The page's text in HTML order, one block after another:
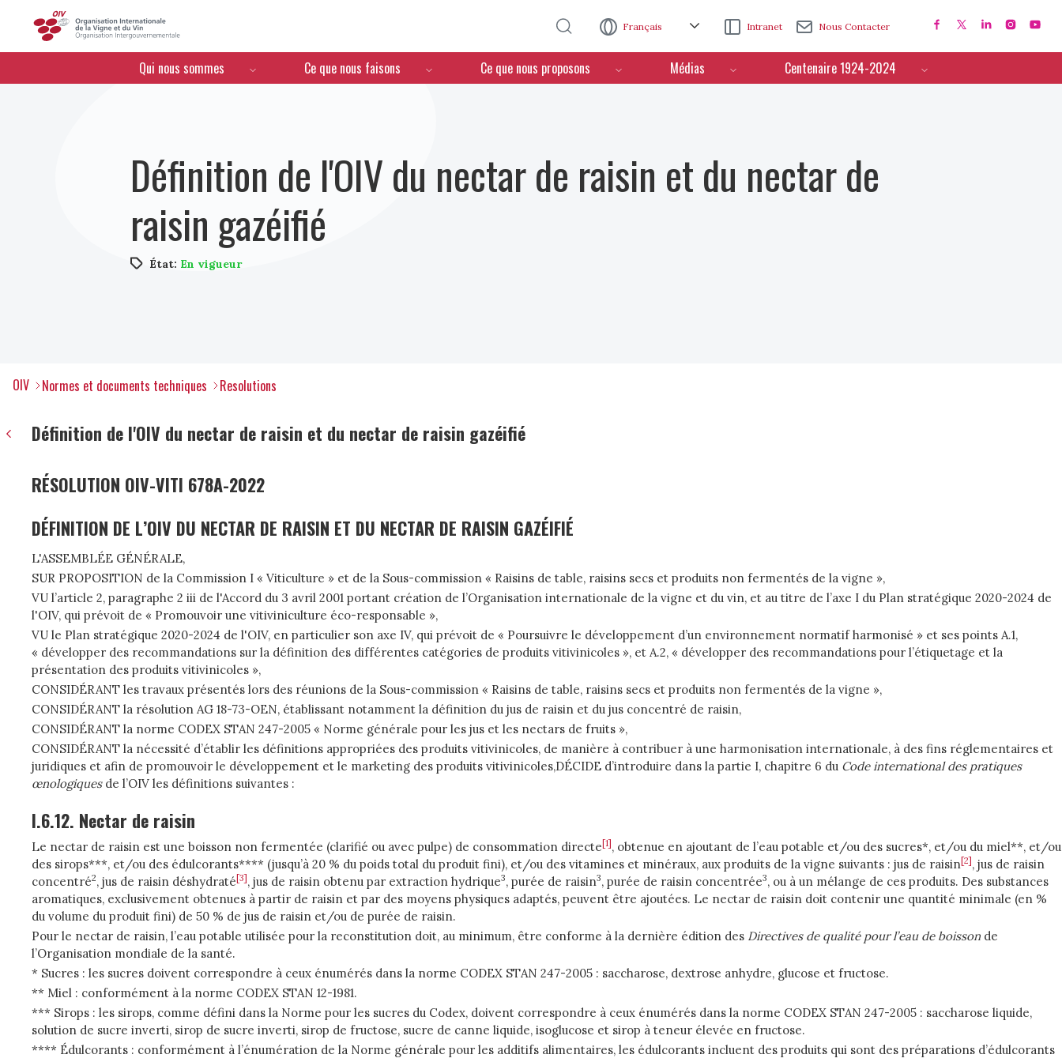
Français Intranet Nous Contacter
Menú de navegación
Qui nous sommes Ce que nous faisons Ce que nous proposons Médias Centenaire 1924-2024
Définition de l'OIV du nectar de raisin et du nectar de
raisin gazéifié
État: En vigueur
OIV Normes et documents techniques Resolutions
Définition de l'OIV du nectar de raisin et du nectar de raisin gazéifié
RÉSOLUTION OIV-VITI 678A-2022
DÉFINITION DE L’OIV DU NECTAR DE RAISIN ET DU NECTAR DE RAISIN GAZÉIFIÉ
L'ASSEMBLÉE GÉNÉRALE,
SUR PROPOSITION de la Commission I « Viticulture » et de la Sous-commission « Raisins de table, raisins secs et produits non fermentés de la vigne »,
VU l’article 2, paragraphe 2 iii de l'Accord du 3 avril 2001 portant création de l’Organisation internationale de la vigne et du vin, et au titre de l’axe I du Plan stratégique 2020-2024 de
l'OIV, qui prévoit de « Promouvoir une vitiviniculture éco-responsable »,
VU le Plan stratégique 2020-2024 de l'OIV, en particulier son axe IV, qui prévoit de « Poursuivre le développement d’un environnement normatif harmonisé » et ses points A.1,
« développer des recommandations sur la définition des différentes catégories de produits vitivinicoles », et A.2, « développer des recommandations pour l’étiquetage et la
présentation des produits vitivinicoles »,
CONSIDÉRANT les travaux présentés lors des réunions de la Sous-commission « Raisins de table, raisins secs et produits non fermentés de la vigne »,
CONSIDÉRANT la résolution AG 18-73-OEN, établissant notamment la définition du jus de raisin et du jus concentré de raisin,
CONSIDÉRANT la norme CODEX STAN 247-2005 « Norme générale pour les jus et les nectars de fruits »,
CONSIDÉRANT la nécessité d’établir les définitions appropriées des produits vitivinicoles, de manière à contribuer à une harmonisation internationale, à des fins réglementaires et
juridiques et afin de promouvoir le développement et le marketing des produits vitivinicoles,DÉCIDE d’introduire dans la partie I, chapitre 6 du Code international des pratiques
œnologiquesde l’OIV les définitions suivantes :
I.6.12. Nectar de raisin
Le nectar de raisin est une boisson non fermentée (clarifié ou avec pulpe) de consommation directe [1] , obtenue en ajoutant de l’eau potable et/ou des sucres*, et/ou du miel**, et/ou
des sirops***, et/ou des édulcorants**** (jusqu’à 20 % du poids total du produit fini), et/ou des vitamines et minéraux, aux produits de la vigne suivants : jus de raisin[2] , jus de raisin
concentré2, jus de raisin déshydraté [3] , jus de raisin obtenu par extraction hydrique3, purée de raisin3, purée de raisin concentrée3, ou à un mélange de ces produits. Des substances
aromatiques, exclusivement obtenues à partir de raisin et par des moyens physiques adaptés, peuvent être ajoutées. Le nectar de raisin doit contenir une quantité minimale (en %
du volume du produit fini) de 50 % de jus de raisin et/ou de purée de raisin.
Pour le nectar de raisin, l’eau potable utilisée pour la reconstitution doit, au minimum, être conforme à la dernière édition des Directives de qualité pour l’eau de boisson de
l’Organisation mondiale de la santé.
* Sucres : les sucres doivent correspondre à ceux énumérés dans la norme CODEX STAN 247-2005 : saccharose, dextrose anhydre, glucose et fructose.
** Miel : conformément à la norme CODEX STAN 12-1981.
*** Sirops : les sirops, comme défini dans la Norme pour les sucres du Codex, doivent correspondre à ceux énumérés dans la norme CODEX STAN 247-2005 : saccharose liquide,
solution de sucre inverti, sirop de sucre inverti, sirop de fructose, sucre de canne liquide, isoglucose et sirop à teneur élevée en fructose.
**** Édulcorants : conformément à l’énumération de la Norme générale pour les additifs alimentaires, les édulcorants incluent des produits qui sont des préparations d’édulcorants